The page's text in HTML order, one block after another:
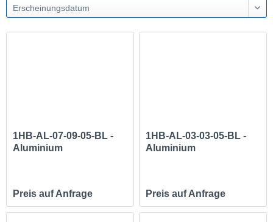
Erscheinungsdatum
1HB-AL-07-09-05-BL -
Aluminium
Preis auf Anfrage
1HB-AL-03-03-05-BL -
Aluminium
Preis auf Anfrage